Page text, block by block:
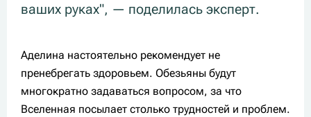
ваших руках", — поделилась эксперт.
Аделина настоятельно рекомендует не
пренебрегать здоровьем. Обезьяны будут
многократно задаваться вопросом, за что
Вселенная посылает столько трудностей и проблем.